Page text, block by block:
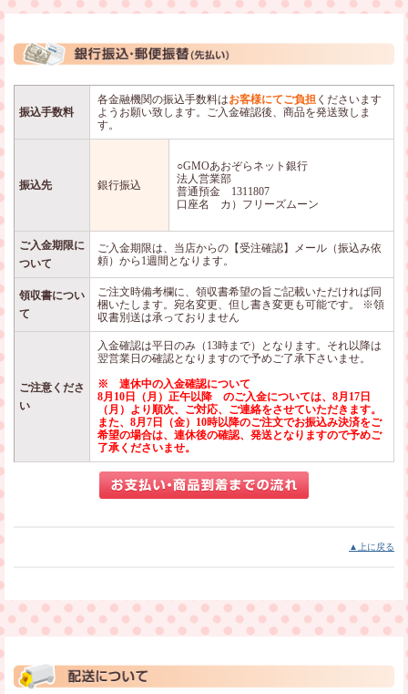
振込手数料
各金融機関の振込手数料はお客様にてご負担 くださいます
ようお願い致します。ご入金確認後、商品を発送致しま
す。
振込先 銀行振込
○GMOあおぞらネット銀行
法人営業部
普通預金 1311807
口座名 カ）フリーズムーン
ご入金期限に
ついて
ご入金期限は、当店からの【受注確認】メール（振込み依
頼）から1週間となります。
領収書につい
て
ご注文時備考欄に、領収書希望の旨ご記載いただければ同
梱いたします。宛名変更、但し書き変更も可能です。 ※領
収書別送は承っておりません
ご注意くださ
い
入金確認は平日のみ（13時まで）となります。それ以降は
翌営業日の確認となりますので予めご了承下さいませ。
※ 連休中の入金確認について
8月10日（月）正午以降 のご入金については、8月17日
（月）より順次、ご対応、ご連絡をさせていただきます。
また、8月7日（金）10時以降のご注文でお振込み決済をご
希望の場合は、連休後の確認、発送となりますので予めご
了承くださいませ。
▲上に戻る